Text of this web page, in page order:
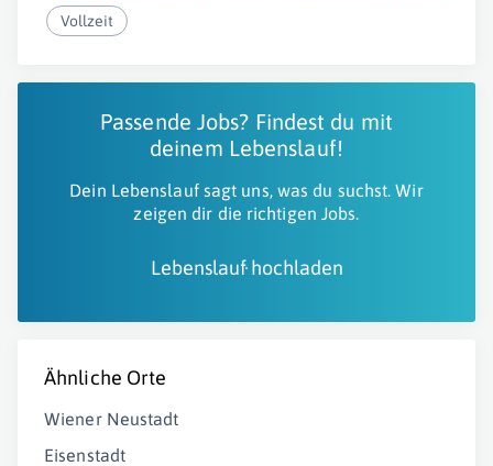
Vollzeit
Passende Jobs? Findest du mit
deinem Lebenslauf!
Dein Lebenslauf sagt uns, was du suchst. Wir
zeigen dir die richtigen Jobs.
Lebenslauf hochladen
Ähnliche Orte
Wiener Neustadt
Eisenstadt